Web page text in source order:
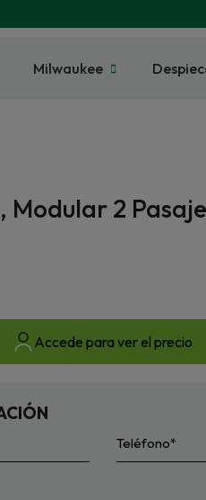
Milwaukee
2
Accede para ver el precio